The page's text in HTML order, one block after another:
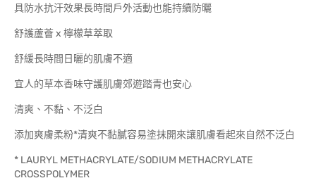
具防水抗汗效果長時間戶外活動也能持續防曬
舒護蘆薈 x 檸檬草萃取
舒緩長時間日曬的肌膚不適
宜人的草本香味守護肌膚郊遊踏青也安心
清爽、不黏、不泛白
添加爽膚柔粉*清爽不黏膩容易塗抹開來讓肌膚看起來自然不泛白
* LAURYL METHACRYLATE/SODIUM METHACRYLATE
CROSSPOLYMER